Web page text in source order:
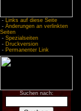
- Links auf diese Seite
- Änderungen an verlinkten
Seiten
- Spezialseiten
- Druckversion
- Permanenter Link
Suchen nach: